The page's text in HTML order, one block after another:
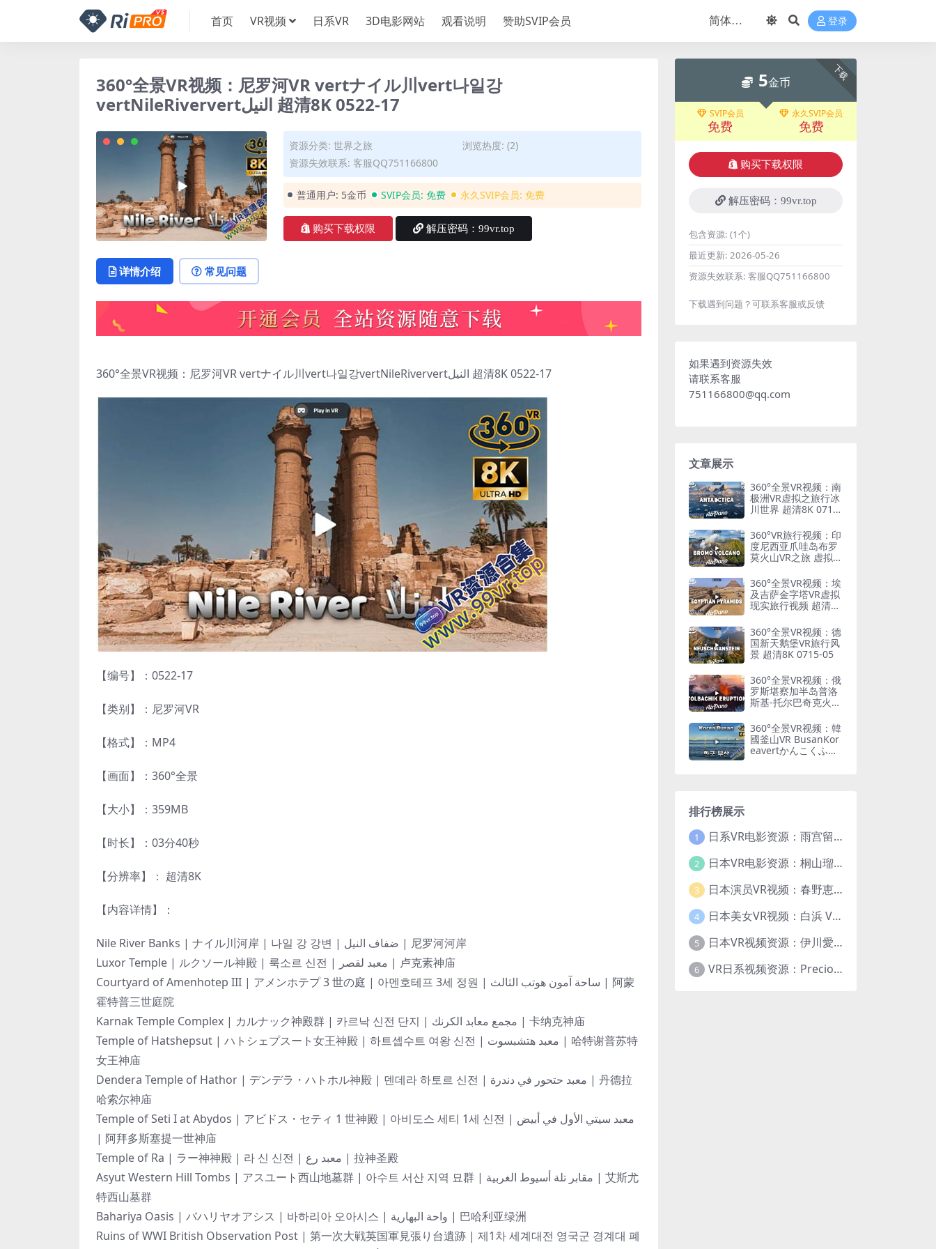
首页 VR视频 日系VR 3D电影网站 观看说明 赞助SVIP会员 登录
360°全景VR视频：尼罗河VR vertナイル川vert나일강
vertNileRiververtالنيل 超清8K 0522-17
资源分类: 世界之旅
浏览热度: (2)
资源失效联系: 客服QQ751166800
普通用户: 5金币 SVIP会员: 免费 永久SVIP会员: 免费
购买下载权限 解压密码：99vr.top
详情介绍 常见问题
360°全景VR视频：尼罗河VR vertナイル川vert나일강vertNileRiververtالنيل 超清8K 0522-17
【编号】：0522-17
【类别】：尼罗河VR
【格式】：MP4
【画面】：360°全景
【大小】：359MB
【时长】：03分40秒
【分辨率】： 超清8K
【内容详情】：
Nile River Banks | ナイル川河岸 | 나일 강 강변 | ضفاف النيل | 尼罗河河岸
Luxor Temple | ルクソール神殿 | 룩소르 신전 | معبد لقصر | 卢克素神庙
Courtyard of Amenhotep III | アメンホテプ 3 世の庭 | 아멘호테프 3세 정원 | ساحة آمون هوتب الثالث | 阿蒙
霍特普三世庭院
Karnak Temple Complex | カルナック神殿群 | 카르낙 신전 단지 | مجمع معابد الكرنك | 卡纳克神庙
Temple of Hatshepsut | ハトシェプスート女王神殿 | 하트셉수트 여왕 신전 | معبد هتشبسوت | 哈特谢普苏特
女王神庙
Dendera Temple of Hathor | デンデラ・ハトホル神殿 | 덴데라 하토르 신전 | معبد حتحور في دندرة | 丹德拉
哈索尔神庙
Temple of Seti I at Abydos | アビドス・セティ 1 世神殿 | 아비도스 세티 1세 신전 | معبد سيتي الأول في أبيض
| 阿拜多斯塞提一世神庙
Temple of Ra | ラー神神殿 | 라 신 신전 | معبد رع | 拉神圣殿
Asyut Western Hill Tombs | アスユート西山地墓群 | 아수트 서산 지역 묘群 | مقابر تلة أسيوط الغربية | 艾斯尤
特西山墓群
Bahariya Oasis | バハリヤオアシス | 바하리아 오아시스 | واحة البهارية | 巴哈利亚绿洲
Ruins of WWI British Observation Post | 第一次大戦英国軍見張り台遺跡 | 제1차 세계대전 영국군 경계대 폐
下载
5金币
SVIP会员
免费
永久SVIP会员
免费
购买下载权限
解压密码：99vr.top
包含资源: (1个)
最近更新: 2026-05-26
资源失效联系: 客服QQ751166800
下载遇到问题？可联系客服或反馈
如果遇到资源失效
请联系客服
751166800@qq.com
文章展示
360°全景VR视频：南
极洲VR虚拟之旅行冰
川世界 超清8K 0715-
360°VR旅行视频：印
度尼西亚爪哇岛布罗
莫火山VR之旅 虚拟现
360°全景VR视频：埃
及吉萨金字塔VR虚拟
现实旅行视频 超清8K
360°全景VR视频：德
国新天鹅堡VR旅行风
景 超清8K 0715-05
360°全景VR视频：俄
罗斯堪察加半岛普洛
斯基-托尔巴奇克火山
0715-06
360°全景VR视频：韓
國釜山VR BusanKor
eavertかんこくふし
排行榜展示
1 日系VR电影资源：雨宫留菜VR Precious Dress Show31 大小5.5G 番号PDS031
2 日本VR电影资源：桐山瑠衣 Precious Dress Show24 大小13.5G 番号PDS024
3 日本演员VR视频：春野恵 Precious Dress Show 21 大小8.6G 番号 PDS021
4 日本美女VR视频：白浜 VR Precious Dress Show22 VR番号：PDS022 大小10.1G
5 日本VR视频资源：伊川愛梨 Precious Dress Show 15 日本VR番号PDS015 大小9.18G
6 VR日系视频资源：Precious Dress Show 14 七海 日本VR番号PDS014